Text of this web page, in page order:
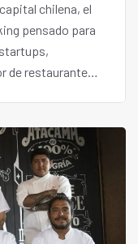
chilena, el
pensado para
de restaurantes